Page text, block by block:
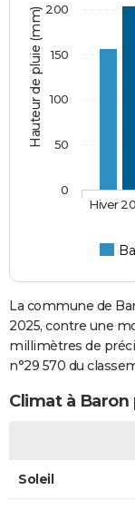
Hauteur de pluie (mm)
Hiver
0
50
100
150
200
La commune de
2025, contre une
millimètres de
n°29 570 du
Climat à Baron
Soleil